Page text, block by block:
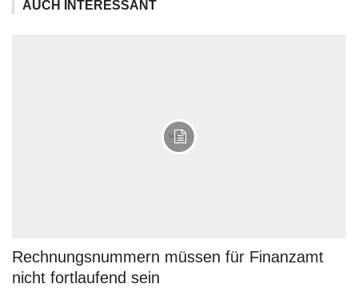
AUCH INTERESSANT
Rechnungsnummern müssen für Finanzamt
nicht fortlaufend sein